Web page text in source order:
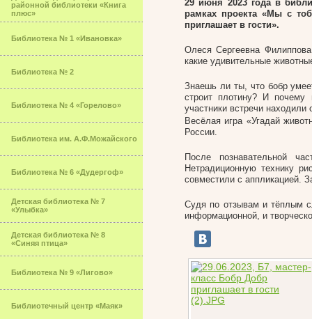
районной библиотеки «Книга
плюс»
Библиотека № 1 «Ивановка»
Библиотека № 2
Библиотека № 4 «Горелово»
Библиотека им. А.Ф.Можайского
Библиотека № 6 «Дудергоф»
Детская библиотека № 7
«Улыбка»
Детская библиотека № 8
«Синяя птица»
Библиотека № 9 «Лигово»
Библиотечный центр «Маяк»
29 июня 2023 года в
рамках проекта «Мы с
приглашает в гости».
Олеся Сергеевна
какие удивительные
Знаешь ли ты, что бобр
строит плотину? И
участники встречи находили
Весёлая игра «Угадай
России.
После познавательной
Нетрадиционную технику
совместили с аппликацией.
Судя по отзывам и тёплым
информационной, и